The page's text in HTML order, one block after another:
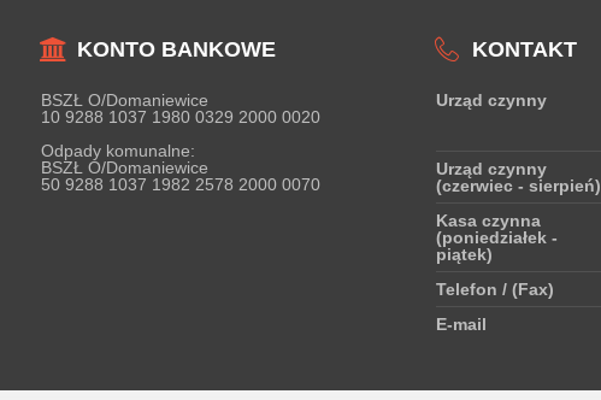
KONTO BANKOWE
BSZŁ O/Domaniewice
10 9288 1037 1980 0329 2000 0020
Odpady komunalne:
BSZŁ O/Domaniewice
50 9288 1037 1982 2578 2000 0070
KONTAKT
Urząd czynny
Urząd czynny
(czerwiec - sierpień)
Kasa czynna
(poniedziałek -
piątek)
Telefon / (Fax)
E-mail